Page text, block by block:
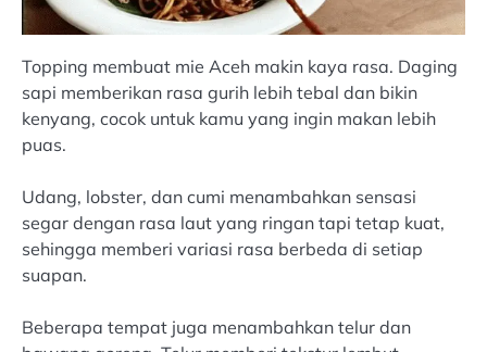
Topping membuat mie Aceh makin kaya rasa. Daging
sapi memberikan rasa gurih lebih tebal dan bikin
kenyang, cocok untuk kamu yang ingin makan lebih
puas.
Udang, lobster, dan cumi menambahkan sensasi
segar dengan rasa laut yang ringan tapi tetap kuat,
sehingga memberi variasi rasa berbeda di setiap
suapan.
Beberapa tempat juga menambahkan telur dan